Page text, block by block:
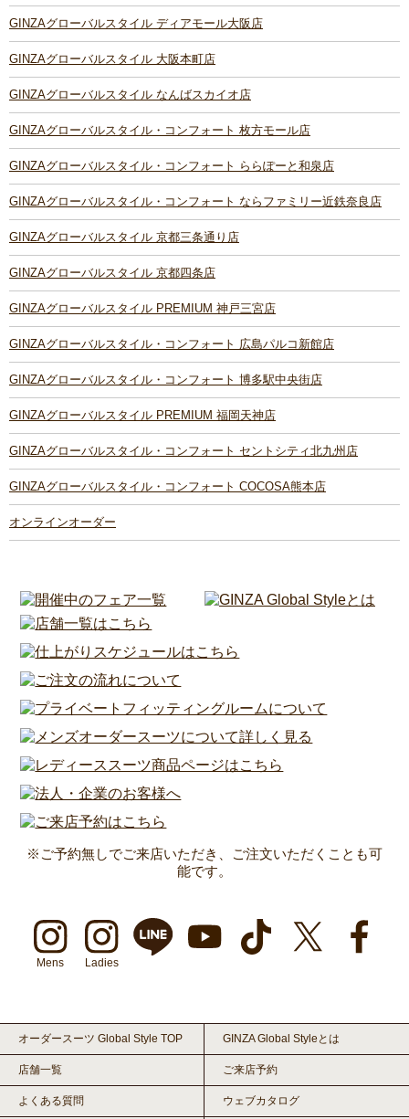
GINZAグローバルスタイル ディアモール大阪店
GINZAグローバルスタイル 大阪本町店
GINZAグローバルスタイル なんばスカイオ店
GINZAグローバルスタイル・コンフォート 枚方モール店
GINZAグローバルスタイル・コンフォート ららぽーと和泉店
GINZAグローバルスタイル・コンフォート ならファミリー近鉄奈良店
GINZAグローバルスタイル 京都三条通り店
GINZAグローバルスタイル 京都四条店
GINZAグローバルスタイル PREMIUM 神戸三宮店
GINZAグローバルスタイル・コンフォート 広島パルコ新館店
GINZAグローバルスタイル・コンフォート 博多駅中央街店
GINZAグローバルスタイル PREMIUM 福岡天神店
GINZAグローバルスタイル・コンフォート セントシティ北九州店
GINZAグローバルスタイル・コンフォート COCOSA熊本店
オンラインオーダー
※ご予約無しでご来店いただき、ご注文いただくことも可
能です。
Mens Ladies
オーダースーツ Global Style TOP GINZA Global Styleとは
店舗一覧 ご来店予約
よくある質問 ウェブカタログ